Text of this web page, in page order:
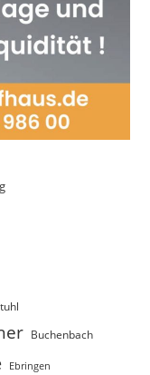
Buchenbach
Ebringen